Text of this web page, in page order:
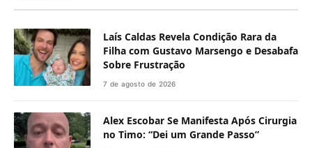
Laís Caldas Revela Condição Rara da
Filha com Gustavo Marsengo e Desabafa
Sobre Frustração
7 de agosto de 2026
Alex Escobar Se Manifesta Após Cirurgia
no Timo: “Dei um Grande Passo”